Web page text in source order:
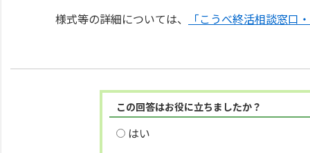
様式等の詳細については、
「こうべ終活相談窓口
この回答はお役に立ちましたか？
はい